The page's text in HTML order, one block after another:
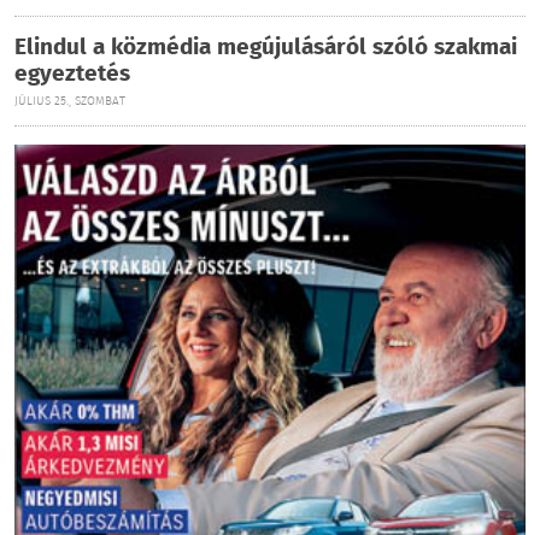
Elindul a közmédia megújulásáról szóló szakmai
egyeztetés
JÚLIUS 25., SZOMBAT